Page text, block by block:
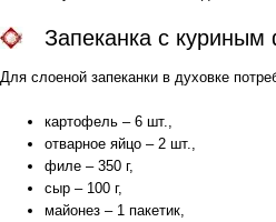
Запеканка с
Для слоеной запеканки в духовке
картофель – 6 шт.,
отварное яйцо – 2 шт.,
филе – 350 г,
сыр – 100 г,
майонез – 1 пакетик,